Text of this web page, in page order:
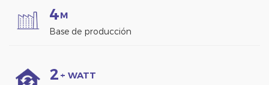
4M
Base de producción
2 + WATT